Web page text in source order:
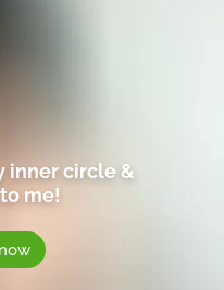
inner circle &
me!